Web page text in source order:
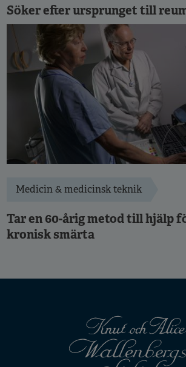
Söker efter ursprunget till
Medicin & medicinsk teknik
Tar en 60-årig metod till hjälp
kronisk smärta